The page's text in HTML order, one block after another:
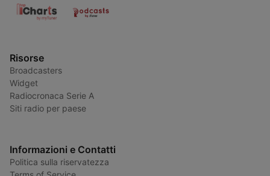
Risorse
Broadcasters
Widget
Radiocronaca Serie A
Siti radio per paese
Informazioni e Contatti
Politica sulla riservatezza